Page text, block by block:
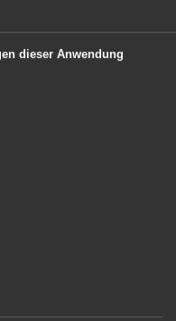
dieser Anwendung